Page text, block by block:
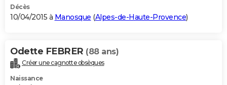
Décès
10/04/2015 à Manosque (Alpes-de-Haute-Provence)
Odette FEBRER (88 ans)
Créer une cagnotte obsèques
Naissance